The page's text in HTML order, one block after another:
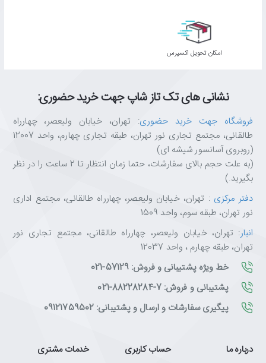
به پایداری ولتاژ نیاز دارند.
دانشجویان و پژوهشگران:
می‌کنند و به یک منبع انرژی مطمئن نیاز دارند.
مدیران و کارمندان:
که از قلم سرفیس برای امضای دیجیتال اسناد و ثبت
کاربران عادی:
که به دنبال یک باتری باکیفیت و ماندگار برای گجت‌های
روزمره خود هستند.
✅ ویژگی‌های کلیدی باتری قلمی GP Ultra+ Alkaline
AAAA
✅عملکرد پایدار و قابل اعتماددر دستگاه‌های حساس مانند قلم سرفیس
✅طراحی ضد نشت و خوردگی
برای محافظت از دستگاه‌های شما
✅ماندگاری طولانی در انباربدون افت قابل توجه شارژ
✅ابعاد استاندارد (۴۲.۵ × ۸.۳ میلی‌متر)
✅مناسب برای قلم‌های دیجیتال سرفیسو سایر دستگاه‌های AAAA
✅بسته ۲ عددی
برای استفاده طولانی‌تر و صرفه‌جویی اقتصادی
چرا از تکتازشاپ خرید کنیم؟
تکتازشاپ فقط یک فروشگاه نیست—یک مقصد مطمئن برای عاشقان
تکنولوژی و انتخاب‌های هوشمندانه است. با ضمانت اصالت کالا، مشاوره
تخصصی، ارسال سریع و پشتیبانی واقعی، خیالت از خرید راحت باشد. ما
اینجاییم تا تجربه‌ای متفاوت، حرفه‌ای و قابل اعتماد از خرید آنلاین را
اﻣﮑﺎن ﺗﺤﻮﯾﻞ اﮐﺴﭙﺮس
نشانی های تک تاز شاپ جهت خرید حضوری:
فروشگاه جهت خرید حضوری: تهران، خیابان ولیعصر، چهارراه
طالقانی، مجتمع تجاری نور تهران، طبقه تجاری چهارم، واحد 12007
(روبروی آسانسور شیشه ای)
(به علت حجم بالای سفارشات، حتما زمان انتظار تا 2 ساعت را در نظر
بگیرید.)
دفتر مرکزی : تهران، خیابان ولیعصر، چهارراه طالقانی، مجتمع اداری
نور تهران، طبقه سوم، واحد 1509
انبار: تهران، خیابان ولیعصر، چهارراه طالقانی، مجتمع تجاری نور
تهران، طبقه چهارم ، واحد 12037
خط ویژه پشتیبانی و فروش: 57129-021
پشتیبانی و فروش: 7-88228284-021
پیگیری سفارشات و ارسال و پشتیبانی: 09121759502
درباره ما حساب کاربری خدمات مشتری